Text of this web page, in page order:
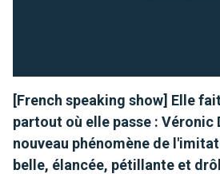
[French speaking show] Elle
partout où elle passe : Véronic
nouveau phénomène de
belle, élancée, pétillante et